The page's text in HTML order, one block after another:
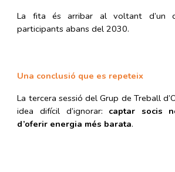
La fita és arribar al voltant d’un
participants abans del 2030.
Una conclusió que es repeteix
La tercera sessió del Grup de Treball
idea difícil d’ignorar: captar socis
d’oferir energia més barata.